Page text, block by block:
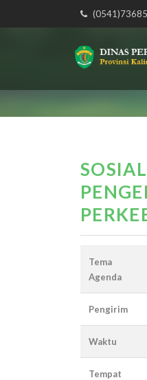
Tema
Agenda
Pengirim
Waktu
Tempat